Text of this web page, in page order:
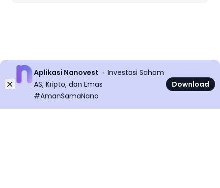
Dismiss
Aplikasi Nanovest
Investasi Saham
AS, Kripto, dan Emas
#AmanSamaNano
Download